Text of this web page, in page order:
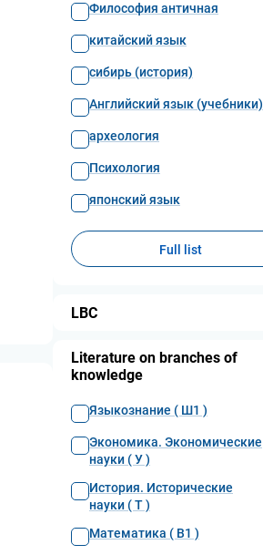
Философия античная
китайский язык
сибирь (история)
Английский язык (учебники)
археология
Психология
японский язык
Full list
LBC
...
Literature on branches of
knowledge
Языкознание ( Ш1 )
Экономика. Экономические
науки ( У )
История. Исторические
науки ( Т )
Математика ( В1 )